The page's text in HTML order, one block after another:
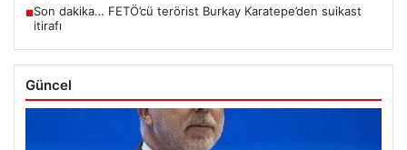
■Son dakika… FETÖ’cü terörist Burkay Karatepe’den suikast
itirafı
Güncel